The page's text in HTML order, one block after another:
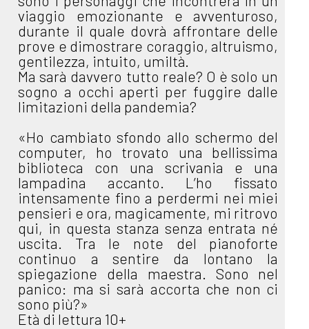
viaggio emozionante e avventuroso,
durante il quale dovrà affrontare delle
prove e dimostrare coraggio, altruismo,
gentilezza, intuito, umiltà.
Ma sarà davvero tutto reale? O è solo un
sogno a occhi aperti per fuggire dalle
limitazioni della pandemia?
«Ho cambiato sfondo allo schermo del
computer, ho trovato una bellissima
biblioteca con una scrivania e una
lampadina accanto. L’ho fissato
intensamente fino a perdermi nei miei
pensieri e ora, magicamente, mi ritrovo
qui, in questa stanza senza entrata né
uscita. Tra le note del pianoforte
continuo a sentire da lontano la
spiegazione della maestra. Sono nel
panico: ma si sarà accorta che non ci
sono più?»
Età di lettura 10+